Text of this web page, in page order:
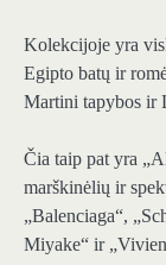
Kolekcijoje yra
Egipto batų ir
Martini tapybos ir
Čia taip pat yra
marškinėlių ir
„Balenciaga“,
Miyake“ ir